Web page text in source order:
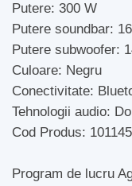
Putere: 300 W
Putere soundbar:
Putere subwoofer:
Culoare: Negru
Conectivitate:
Tehnologii audio:
Cod Produs: 101145
Program de lucru